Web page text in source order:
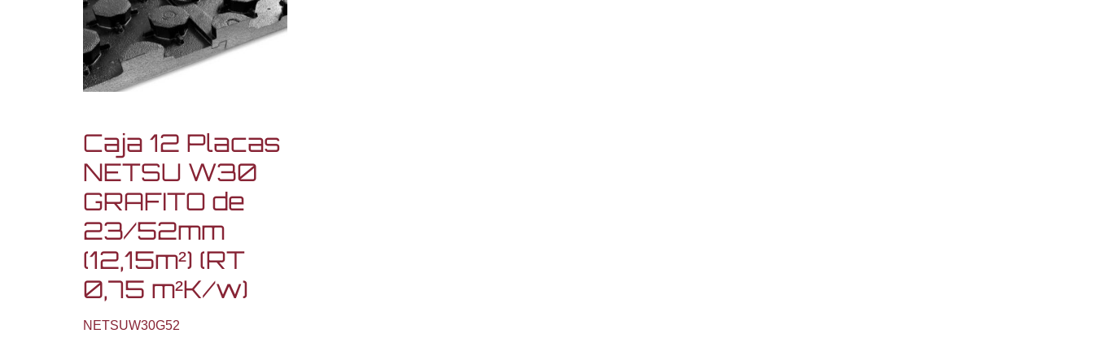
Caja 12 Placas
NETSU W30
GRAFITO de
23/52mm
(12,15m²) (RT
0,75 m²K/w)
NETSUW30G52